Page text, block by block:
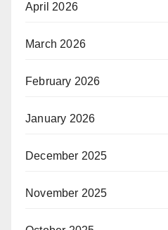
April 2026
March 2026
February 2026
January 2026
December 2025
November 2025